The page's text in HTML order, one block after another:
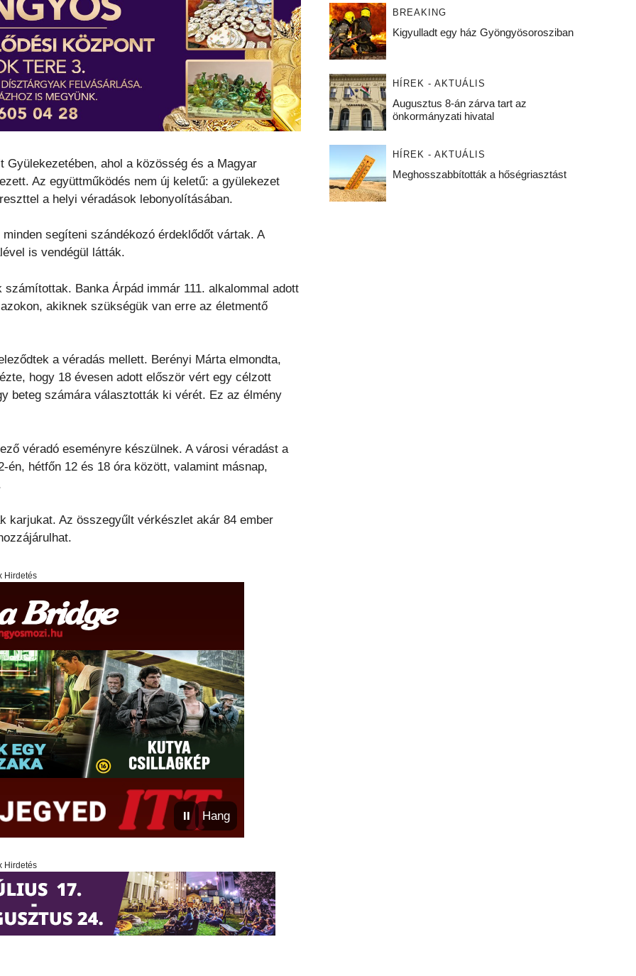
ahol a közösség és a Magyar
Az együttműködés nem új keletű: a gyülekezet
a helyi véradások lebonyolításában.
segíteni szándékozó érdeklődőt vártak. A
is vendégül látták.
Banka Árpád immár 111. alkalommal adott
akiknek szükségük van erre az életmentő
a véradás mellett. Berényi Márta elmondta,
hogy 18 évesen adott először vért egy célzott
beteg számára választották ki vérét. Ez az élmény
véradó eseményre készülnek. A városi véradást a
én, hétfőn 12 és 18 óra között, valamint másnap,
karjukat. Az összegyűlt vérkészlet akár 84 ember
Hirdetés
⏸ Hang
Hirdetés
BREAKING
Kigyulladt egy ház Gyöngyösorosziban
HÍREK - AKTUÁLIS
Augusztus 8-án zárva tart az
önkormányzati hivatal
HÍREK - AKTUÁLIS
Meghosszabbították a hőségriasztást